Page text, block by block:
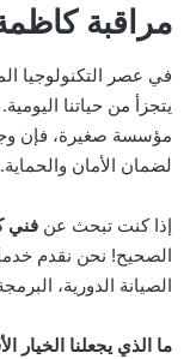
مراقبة
في عصر التكنولوجيا
يتجزأ من حياتنا
مؤسسة صغيرة، فإن
لضمان الأمان والحماية.
إذا كنت تبحث عن فني
الصحيح! نحن نقدم
الصيانة الدورية،
ما الذي يجعلنا الخيار